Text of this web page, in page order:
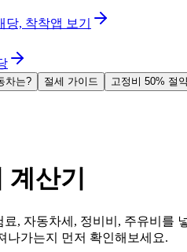
당, 착착앱 보기
차는? 절세 가이드 고정비 50% 절
계산기
, 자동차세, 정비비, 주유비를
나가는지 먼저 확인해보세요.